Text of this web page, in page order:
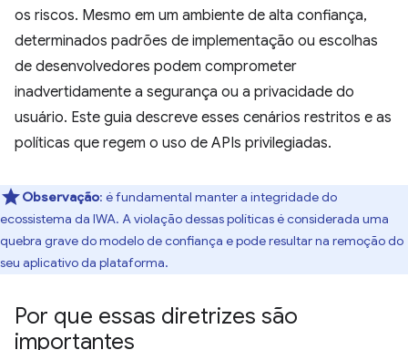
os riscos. Mesmo em um ambiente de alta confiança,
determinados padrões de implementação ou escolhas
de desenvolvedores podem comprometer
inadvertidamente a segurança ou a privacidade do
usuário. Este guia descreve esses cenários restritos e as
políticas que regem o uso de APIs privilegiadas.
Observação: é fundamental manter a integridade do
ecossistema da IWA. A violação dessas políticas é considerada uma
quebra grave do modelo de confiança e pode resultar na remoção do
seu aplicativo da plataforma.
Por que essas diretrizes são
importantes